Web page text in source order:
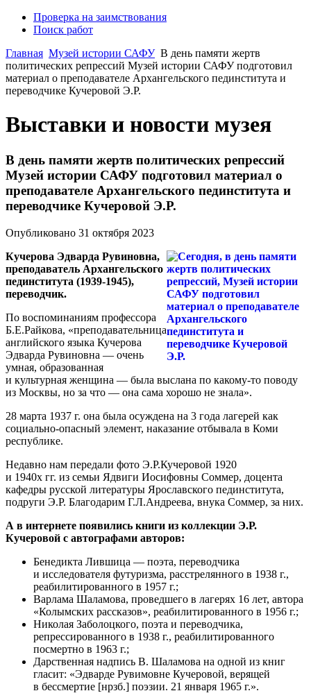
Проверка на заимствования
Поиск работ
Главная Музей истории САФУ В день памяти жертв
политических репрессий Музей истории САФУ подготовил
материал о преподавателе Архангельского пединститута и
переводчике Кучеровой Э.Р.
Выставки и новости музея
В день памяти жертв политических репрессий
Музей истории САФУ подготовил материал о
преподавателе Архангельского пединститута и
переводчике Кучеровой Э.Р.
Опубликовано 31 октября 2023
Кучерова Эдварда Рувиновна,
преподаватель Архангельского
пединститута (1939-1945),
переводчик.
По воспоминаниям профессора
Б.Е.Райкова, «преподавательница
английского языка Кучерова
Эдварда Рувиновна — очень
умная, образованная
и культурная женщина — была выслана по какому-то поводу
из Москвы, но за что — она сама хорошо не знала».
28 марта 1937 г. она была осуждена на 3 года лагерей как
социально-опасный элемент, наказание отбывала в Коми
республике.
Недавно нам передали фото Э.Р.Кучеровой 1920
и 1940х гг. из семьи Ядвиги Иосифовны Соммер, доцента
кафедры русской литературы Ярославского пединститута,
подруги Э.Р. Благодарим Г.Л.Андреева, внука Соммер, за них.
А в интернете появились книги из коллекции Э.Р.
Кучеровой с автографами авторов:
Бенедикта Лившица — поэта, переводчика
и исследователя футуризма, расстрелянного в 1938 г.,
реабилитированного в 1957 г.;
Варлама Шаламова, проведшего в лагерях 16 лет, автора
«Колымских рассказов», реабилитированного в 1956 г.;
Николая Заболоцкого, поэта и переводчика,
репрессированного в 1938 г., реабилитированного
посмертно в 1963 г.;
Дарственная надпись В. Шаламова на одной из книг
гласит: «Эдварде Рувимовне Кучеровой, верящей
в бессмертие [нрзб.] поэзии. 21 января 1965 г.».